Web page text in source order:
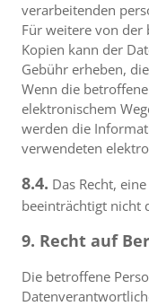
verarbeitenden
Für weitere von der
Kopien kann der
Gebühr erheben,
Wenn die
elektronischem
werden die
verwendeten
8.4. Das Recht,
beeinträchtigt nicht
9. Recht auf
Die betroffene